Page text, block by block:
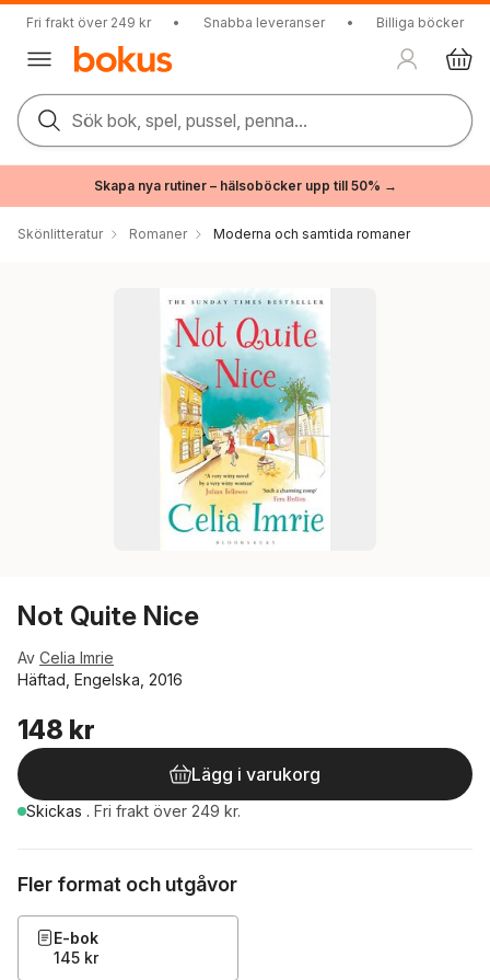
Fri frakt över 249 kr • Snabba leveranser • Billiga böcker
Sök bok, spel, pussel, penna...
Skapa nya rutiner – hälsoböcker upp till 50% →
Skönlitteratur Romaner Moderna och samtida romaner
Not Quite Nice
Av Celia Imrie
Häftad, Engelska, 2016
148 kr
Lägg i varukorg
Skickas . Fri frakt över 249 kr.
Fler format och utgåvor
E-bok
145 kr